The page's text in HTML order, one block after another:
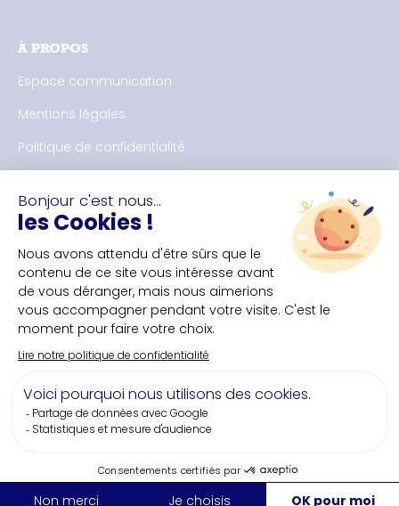
À PROPOS
Espace communication
Mentions légales
Politique de confidentialité
NOUS CONTACTER
+33(0)2 40 35 55 **
NOUS SUIVRE